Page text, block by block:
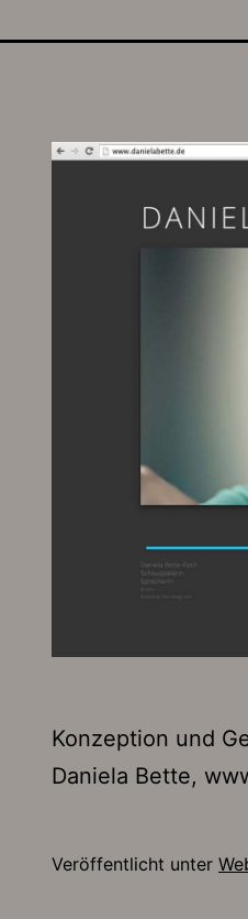
Konzeption und
Daniela Bette,
Veröffentlicht unter